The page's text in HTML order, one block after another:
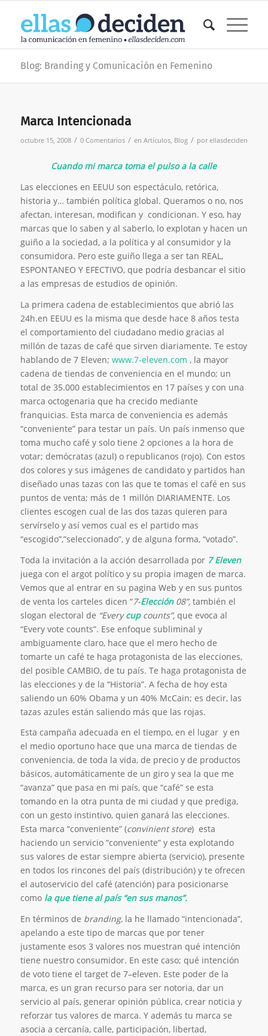
Blog: Branding y Comunicación en Femenino
Marca Intencionada
octubre 15, 2008 / 0 Comentarios / en Artículos, Blog / porellasdeciden
Cuando mi marca toma el pulso a la calle
Las elecciones en EEUU son espectáculo, retórica,
historia y… también política global. Queramos o no, nos
afectan, interesan, modifican y condicionan. Y eso, hay
marcas que lo saben y al saberlo, lo explotan y hacen un
guiño a la sociedad, a la política y al consumidor y la
consumidora. Pero este guiño llega a ser tan REAL,
ESPONTANEO Y EFECTIVO, que podría desbancar el sitio
a las empresas de estudios de opinión.
La primera cadena de establecimientos que abrió las
24h.en EEUU es la misma que desde hace 8 años testa
el comportamiento del ciudadano medio gracias al
millón de tazas de café que sirven diariamente. Te estoy
hablando de 7 Eleven; www.7-eleven.com , la mayor
cadena de tiendas de conveniencia en el mundo; un
total de 35.000 establecimientos en 17 países y con una
marca octogenaria que ha crecido mediante
franquicias. Esta marca de conveniencia es además
“conveniente” para testar un país. Un país inmenso que
toma mucho café y solo tiene 2 opciones a la hora de
votar; demócratas (azul) o republicanos (rojo). Con estos
dos colores y sus imágenes de candidato y partidos han
diseñado unas tazas con las que te tomas el café en sus
puntos de venta; más de 1 millón DIARIAMENTE. Los
clientes escogen cual de las dos tazas quieren para
servírselo y así vemos cual es el partido mas
“escogido”,”seleccionado”, y de alguna forma, “votado”.
Toda la invitación a la acción desarrollada por 7 Eleven
juega con el argot político y su propia imagen de marca.
Vemos que al entrar en su pagina Web y en sus puntos
de venta los carteles dicen “7-Elección08”, también el
slogan electoral de “Everycupcounts”,que evoca al
“Every vote counts”. Ese enfoque subliminal y
ambiguamente claro, hace que el mero hecho de
tomarte un café te haga protagonista de las elecciones,
del posible CAMBIO, de tu país. Te haga protagonista de
las elecciones y de la “Historia”. A fecha de hoy esta
saliendo un 60% Obama y un 40% McCain; es decir, las
tazas azules están saliendo más que las rojas.
Esta campaña adecuada en el tiempo, en el lugar y en
el medio oportuno hace que una marca de tiendas de
conveniencia, de toda la vida, de precio y de productos
básicos, automáticamente de un giro y sea la que me
“avanza” que pasa en mi país, que “café” se esta
tomando en la otra punta de mi ciudad y que prediga,
con un gesto instintivo, quien ganará las elecciones.
Esta marca “conveniente” (convinient store) esta
haciendo un servicio “conveniente” y esta explotando
sus valores de estar siempre abierta (servicio), presente
en todos los rincones del país (distribución) y te ofrecen
el autoservicio del café (atención) para posicionarse
como la que tiene al país “en sus manos”.
En términos de branding, la he llamado “intencionada”,
apelando a este tipo de marcas que por tener
justamente esos 3 valores nos muestran qué intención
tiene nuestro consumidor. En este caso; qué intención
de voto tiene el target de 7–eleven. Este poder de la
marca, es un gran recurso para ser notoria, dar un
servicio al país, generar opinión pública, crear noticia y
reforzar tus valores de marca. Y además tu marca se
asocia a cercanía, calle, participación, libertad,